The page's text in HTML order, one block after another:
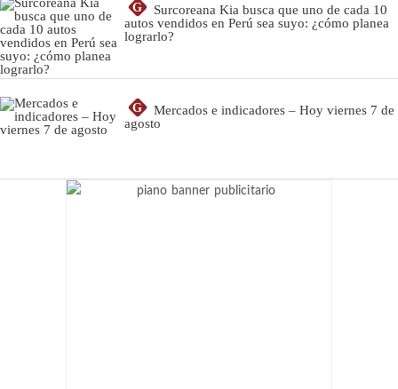
G
Surcoreana Kia busca que uno de cada 10
autos vendidos en Perú sea suyo: ¿cómo planea
lograrlo?
G
Mercados e indicadores – Hoy viernes 7 de
agosto